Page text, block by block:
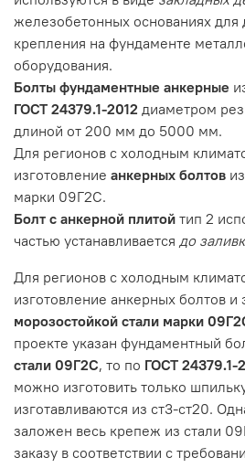
железобетонных основаниях для
крепления на фундаменте
оборудования.
Болты фундаментные анкерные
ГОСТ 24379.1-2012 диаметром
длиной от 200 мм до 5000 мм.
Для регионов с холодным
изготовление анкерных болтов
марки 09Г2С.
Болт с анкерной плитой тип 2
частью устанавливается до
Для регионов с холодным
изготовление анкерных болтов и
морозостойкой стали марки
проекте указан фундаментный
стали 09Г2С, то по ГОСТ 24379.1-
можно изготовить только
изготавливаются из ст3-ст20.
заложен весь крепеж из стали
заказу в соответствии с